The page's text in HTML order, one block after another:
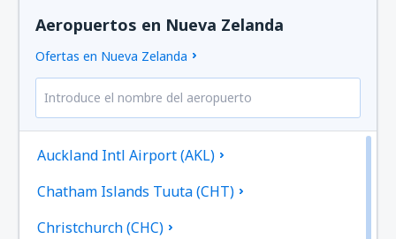
Aeropuertos en Nueva Zelanda
Ofertas en Nueva Zelanda
Auckland Intl Airport (AKL)
Chatham Islands Tuuta (CHT)
Christchurch (CHC)